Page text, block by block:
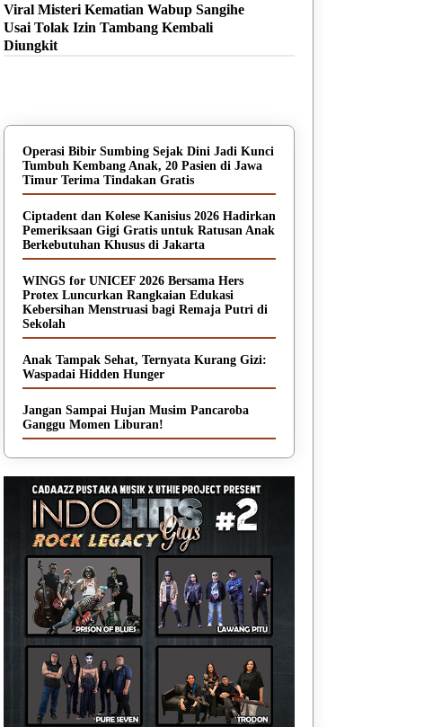
Viral Misteri Kematian Wabup Sangihe
Usai Tolak Izin Tambang Kembali
Diungkit
Operasi Bibir Sumbing Sejak Dini Jadi Kunci
Tumbuh Kembang Anak, 20 Pasien di Jawa
Timur Terima Tindakan Gratis
Ciptadent dan Kolese Kanisius 2026 Hadirkan
Pemeriksaan Gigi Gratis untuk Ratusan Anak
Berkebutuhan Khusus di Jakarta
WINGS for UNICEF 2026 Bersama Hers
Protex Luncurkan Rangkaian Edukasi
Kebersihan Menstruasi bagi Remaja Putri di
Sekolah
Anak Tampak Sehat, Ternyata Kurang Gizi:
Waspadai Hidden Hunger
Jangan Sampai Hujan Musim Pancaroba
Ganggu Momen Liburan!